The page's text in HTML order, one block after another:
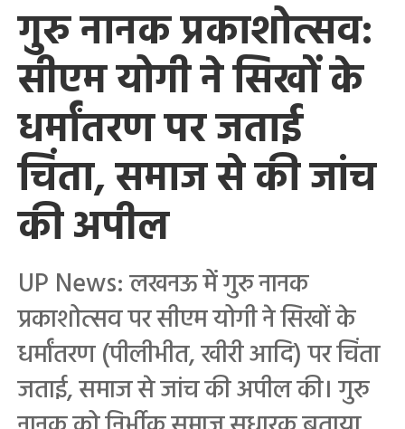
गुरु नानक प्रकाशोत्सव:
सीएम योगी ने सिखों के
धर्मांतरण पर जताई
चिंता, समाज से की जांच
की अपील
UP News: लखनऊ में गुरु नानक
प्रकाशोत्सव पर सीएम योगी ने सिखों के
धर्मांतरण (पीलीभीत, खीरी आदि) पर चिंता
जताई, समाज से जांच की अपील की। गुरु